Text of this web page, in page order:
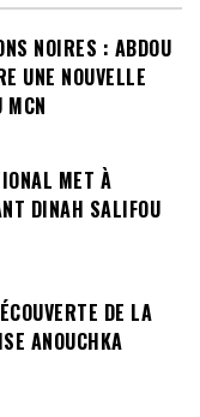
NOIRES : ABDOU
UNE NOUVELLE
MCN
MET À
DINAH SALIFOU
DE LA
ANOUCHKA